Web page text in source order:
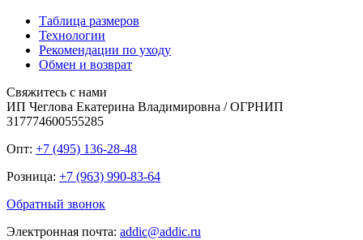
Таблица размеров
Технологии
Рекомендации по уходу
Обмен и возврат
Свяжитесь с нами
ИП Чеглова Екатерина Владимировна / ОГРНИП
317774600555285
Опт: +7 (495) 136-28-48
Розница: +7 (963) 990-83-64
Обратный звонок
Электронная почта: addic@addic.ru